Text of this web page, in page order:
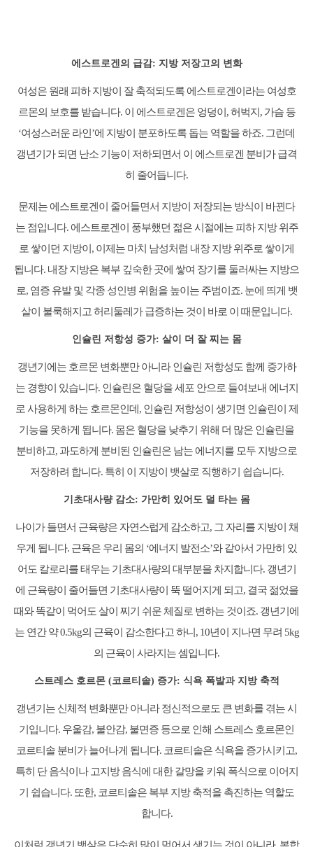
에스트로겐의 급감: 지방 저장고의 변화
여성은 원래 피하 지방이 잘 축적되도록 에스트로겐이라는 여성호
르몬의 보호를 받습니다. 이 에스트로겐은 엉덩이, 허벅지, 가슴 등
‘여성스러운 라인’에 지방이 분포하도록 돕는 역할을 하죠. 그런데
갱년기가 되면 난소 기능이 저하되면서 이 에스트로겐 분비가 급격
히 줄어듭니다.
문제는 에스트로겐이 줄어들면서 지방이 저장되는 방식이 바뀐다
는 점입니다. 에스트로겐이 풍부했던 젊은 시절에는 피하 지방 위주
로 쌓이던 지방이, 이제는 마치 남성처럼 내장 지방 위주로 쌓이게
됩니다. 내장 지방은 복부 깊숙한 곳에 쌓여 장기를 둘러싸는 지방으
로, 염증 유발 및 각종 성인병 위험을 높이는 주범이죠. 눈에 띄게 뱃
살이 불룩해지고 허리둘레가 급증하는 것이 바로 이 때문입니다.
인슐린 저항성 증가: 살이 더 잘 찌는 몸
갱년기에는 호르몬 변화뿐만 아니라 인슐린 저항성도 함께 증가하
는 경향이 있습니다. 인슐린은 혈당을 세포 안으로 들여보내 에너지
로 사용하게 하는 호르몬인데, 인슐린 저항성이 생기면 인슐린이 제
기능을 못하게 됩니다. 몸은 혈당을 낮추기 위해 더 많은 인슐린을
분비하고, 과도하게 분비된 인슐린은 남는 에너지를 모두 지방으로
저장하려 합니다. 특히 이 지방이 뱃살로 직행하기 쉽습니다.
기초대사량 감소: 가만히 있어도 덜 타는 몸
나이가 들면서 근육량은 자연스럽게 감소하고, 그 자리를 지방이 채
우게 됩니다. 근육은 우리 몸의 ‘에너지 발전소’와 같아서 가만히 있
어도 칼로리를 태우는 기초대사량의 대부분을 차지합니다. 갱년기
에 근육량이 줄어들면 기초대사량이 뚝 떨어지게 되고, 결국 젊었을
때와 똑같이 먹어도 살이 찌기 쉬운 체질로 변하는 것이죠. 갱년기에
는 연간 약 0.5kg의 근육이 감소한다고 하니, 10년이 지나면 무려 5kg
의 근육이 사라지는 셈입니다.
스트레스 호르몬 (코르티솔) 증가: 식욕 폭발과 지방 축적
갱년기는 신체적 변화뿐만 아니라 정신적으로도 큰 변화를 겪는 시
기입니다. 우울감, 불안감, 불면증 등으로 인해 스트레스 호르몬인
코르티솔 분비가 늘어나게 됩니다. 코르티솔은 식욕을 증가시키고,
특히 단 음식이나 고지방 음식에 대한 갈망을 키워 폭식으로 이어지
기 쉽습니다. 또한, 코르티솔은 복부 지방 축적을 촉진하는 역할도
합니다.